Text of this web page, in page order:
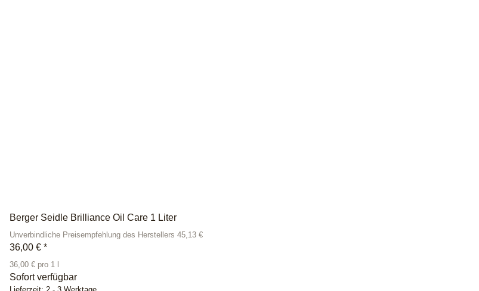
Berger Seidle Brilliance Oil Care 1 Liter
Unverbindliche Preisempfehlung des Herstellers 45,13 €
36,00 € *
36,00 € pro 1 l
Sofort verfügbar